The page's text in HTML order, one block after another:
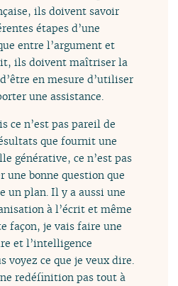
ils doivent savoir
étapes d’une
entre l’argument et
ils doivent maîtriser la
en mesure d’utiliser
une assistance.
ce n’est pas pareil de
que fournit une
générative, ce n’est pas
une bonne question que
un plan. Il y a aussi une
à l’écrit et même
façon, je vais faire une
et l’intelligence
ce que je veux dire.
redéfinition pas tout à